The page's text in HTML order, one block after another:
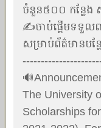
ចំនួន៥០០ កន្លែង
✍️ចាប់ផ្ដើមទទួលព
សម្រាប់ព័ត៌មានបន្
The University
Scholarships